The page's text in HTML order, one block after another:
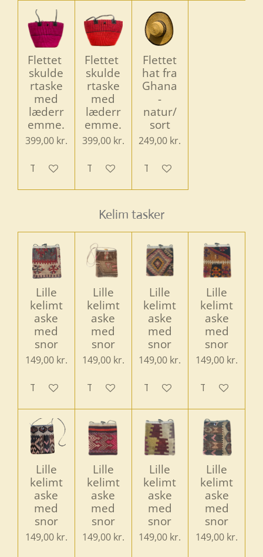
Flettet
skulde
rtaske
med
læderr
emme.
399,00 kr.
Tilføj til kurv
Flettet
skulde
rtaske
med
læderr
emme.
399,00 kr.
Tilføj til kurv
Flettet
hat fra
Ghana
-
natur/
sort
249,00 kr.
Tilføj til kurv
Kelim tasker
Lille
kelimt
aske
med
snor
149,00 kr.
Tilføj til kurv
Lille
kelimt
aske
med
snor
149,00 kr.
Tilføj til kurv
Lille
kelimt
aske
med
snor
149,00 kr.
Tilføj til kurv
Lille
kelimt
aske
med
snor
149,00 kr.
Tilføj til kurv
Lille
kelimt
aske
med
snor
149,00 kr.
Lille
kelimt
aske
med
snor
149,00 kr.
Lille
kelimt
aske
med
snor
149,00 kr.
Lille
kelimt
aske
med
snor
149,00 kr.